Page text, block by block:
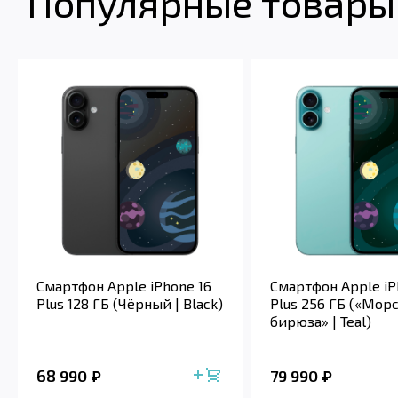
Смартфон Apple iPhone 16
Plus 128 ГБ (Чёрный | Black)
68 990
Смартфон Apple
Plus 256 ГБ
бирюза» | Teal)
79 990